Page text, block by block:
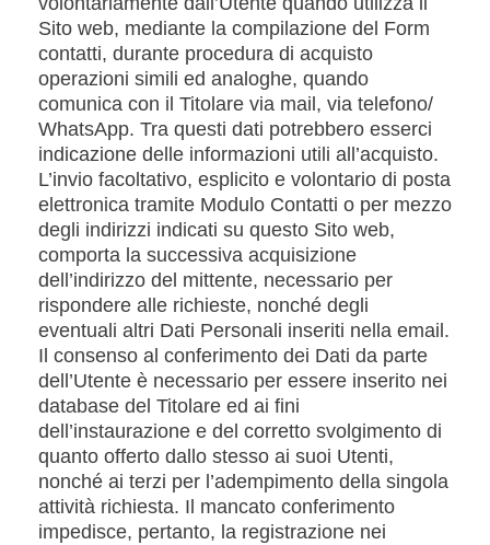
Sito web, mediante la compilazione del Form
contatti, durante procedura di acquisto
operazioni simili ed analoghe, quando
comunica con il Titolare via mail, via telefono/
WhatsApp. Tra questi dati potrebbero esserci
indicazione delle informazioni utili all’acquisto.
L’invio facoltativo, esplicito e volontario di posta
elettronica tramite Modulo Contatti o per mezzo
degli indirizzi indicati su questo Sito web,
comporta la successiva acquisizione
dell’indirizzo del mittente, necessario per
rispondere alle richieste, nonché degli
eventuali altri Dati Personali inseriti nella email.
Il consenso al conferimento dei Dati da parte
dell’Utente è necessario per essere inserito nei
database del Titolare ed ai fini
dell’instaurazione e del corretto svolgimento di
quanto offerto dallo stesso ai suoi Utenti,
nonché ai terzi per l’adempimento della singola
attività richiesta. Il mancato conferimento
impedisce, pertanto, la registrazione nei